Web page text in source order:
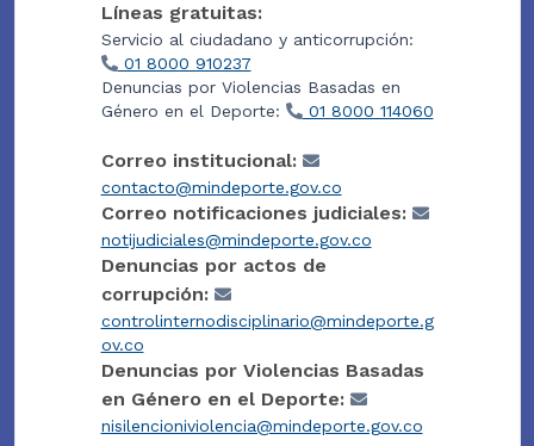
Líneas gratuitas:
Servicio al ciudadano y anticorrupción:
01 8000 910237
Denuncias por Violencias Basadas en
Género en el Deporte:
01 8000 114060
Correo institucional:
contacto@mindeporte.gov.co
Correo notificaciones judiciales:
notijudiciales@mindeporte.gov.co
Denuncias por actos de
corrupción:
controlinternodisciplinario@mindeporte.g
ov.co
Denuncias por Violencias Basadas
en Género en el Deporte:
nisilencioniviolencia@mindeporte.gov.co